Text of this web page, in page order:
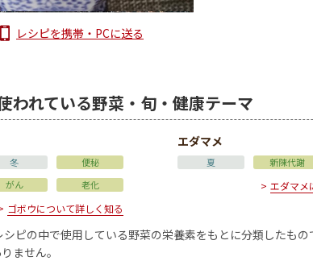
レシピを携帯・PCに送る
われている野菜・旬・健康テーマ
冬
便秘
がん 老化
ゴボウについて詳しく知る
エダマメ
夏 新陳代謝
エダマメ
ピの中で使用している野菜の栄養素をもとに分類したも
ません。